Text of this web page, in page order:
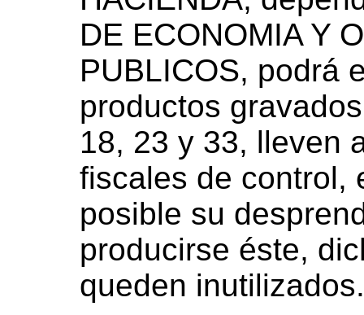
DE ECONOMIA Y
PUBLICOS, podrá
productos
18, 23 y 33, lleven
fiscales de control,
posible su
producirse éste,
queden inutilizados.